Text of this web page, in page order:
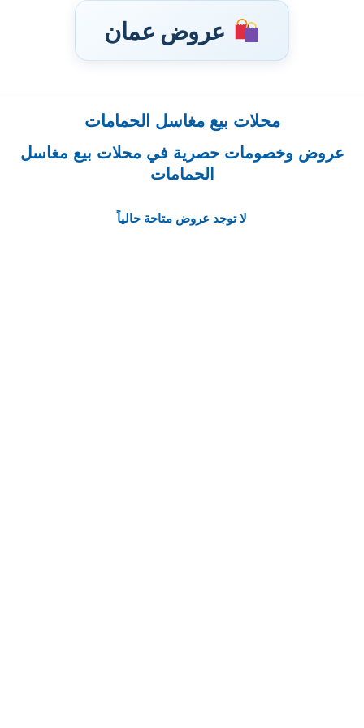
عروض عمان
إلى
محلات بيع مغاسل الحمامات
عروض وخصومات حصرية في محلات بيع مغاسل
الحمامات
لا توجد عروض متاحة حالياً